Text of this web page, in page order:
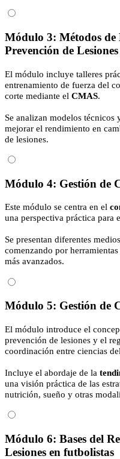
Módulo 3: Métodos
Prevención de
El módulo incluye talleres
entrenamiento de fuerza del
corte mediante el CMAS.
Se analizan modelos técnicos
mejorar el rendimiento en
de lesiones.
Módulo 4: Gestión de
Este módulo se centra en el
una perspectiva práctica para
Se presentan diferentes
comenzando por
más avanzados.
Módulo 5: Gestión de
El módulo introduce el
prevención de lesiones y el
coordinación entre ciencias
Incluye el abordaje de la
una visión práctica de las
nutrición, sueño y otras
Módulo 6: Bases del
Lesiones en futbolistas